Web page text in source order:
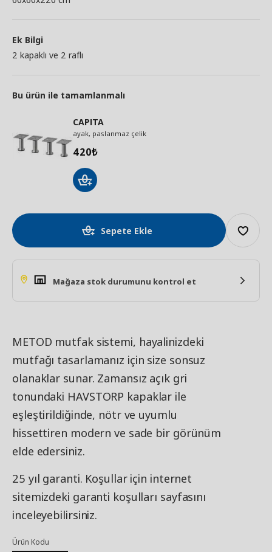
Ek Bilgi
2 kapaklı ve 2 raflı
Bu ürün ile tamamlanmalı
CAPITA
ayak, paslanmaz çelik
420₺
Sepete Ekle
Mağaza stok durumunu kontrol et
METOD mutfak sistemi, hayalinizdeki
mutfağı tasarlamanız için size sonsuz
olanaklar sunar. Zamansız açık gri
tonundaki HAVSTORP kapaklar ile
eşleştirildiğinde, nötr ve uyumlu
hissettiren modern ve sade bir görünüm
elde edersiniz.
25 yıl garanti. Koşullar için internet
sitemizdeki garanti koşulları sayfasını
inceleyebilirsiniz.
Ürün Kodu